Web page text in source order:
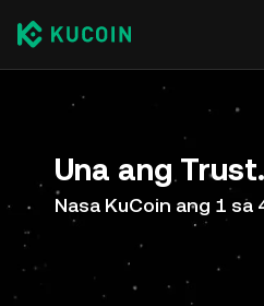
Una ang
Nasa KuCoin ang 1